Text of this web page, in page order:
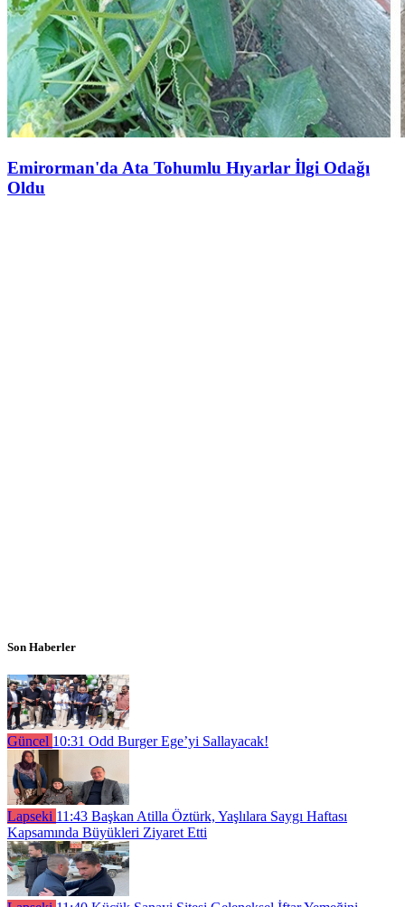
Emirorman'da Ata Tohumlu Hıyarlar İlgi Odağı
Oldu
Son Haberler
Güncel 10:31 Odd Burger Ege’yi Sallayacak!
Lapseki 11:43 Başkan Atilla Öztürk, Yaşlılara Saygı Haftası
Kapsamında Büyükleri Ziyaret Etti